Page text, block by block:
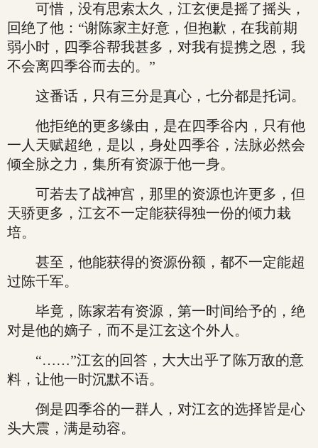
可惜，没有思索太久，江玄便是摇了摇头，
回绝了他：“谢陈家主好意，但抱歉，在我前期
弱小时，四季谷帮我甚多，对我有提携之恩，我
不会离四季谷而去的。”
这番话，只有三分是真心，七分都是托词。
他拒绝的更多缘由，是在四季谷内，只有他
一人天赋超绝，是以，身处四季谷，法脉必然会
倾全脉之力，集所有资源于他一身。
可若去了战神宫，那里的资源也许更多，但
天骄更多，江玄不一定能获得独一份的倾力栽
培。
甚至，他能获得的资源份额，都不一定能超
过陈千军。
毕竟，陈家若有资源，第一时间给予的，绝
对是他的嫡子，而不是江玄这个外人。
“……”江玄的回答，大大出乎了陈万敌的意
料，让他一时沉默不语。
倒是四季谷的一群人，对江玄的选择皆是心
头大震，满是动容。